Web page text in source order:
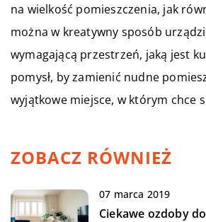
na wielkość pomieszczenia, jak
można w kreatywny sposób
wymagającą przestrzeń, jaką jest
pomysł, by zamienić nudne
wyjątkowe miejsce, w którym chce
ZOBACZ RÓWNIEŻ
07 marca 2019
Ciekawe ozdoby